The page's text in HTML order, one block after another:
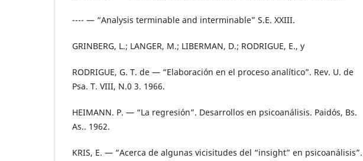
---- — “Analysis terminable and interminable” S.E. XXIII.
GRINBERG, L.; LANGER, M.; LIBERMAN, D.; RODRIGUE, E., y
RODRIGUE, G. T. de — “Elaboración en el proceso analítico”. Rev. U. de
Psa. T. VIII, N.0 3. 1966.
HEIMANN. P. — “La regresión”. Desarrollos en psicoanálisis. Paidós, Bs.
As.. 1962.
KRIS, E. — “Acerca de algunas vicisitudes del “insight” en psicoanálisis”.